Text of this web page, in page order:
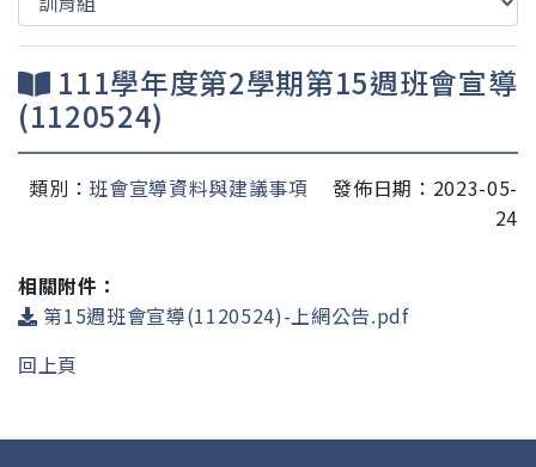
111學年度第2學期第15週班會宣導
(1120524)
類別： 班會宣導資料與建議事項
發佈日期：2023-05-
24
相關附件：
第15週班會宣導(1120524)-上網公告.pdf
回上頁